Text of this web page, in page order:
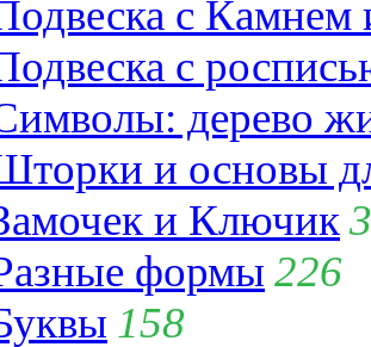
с
с
дерево
и основы
и Ключик
формы 226
158